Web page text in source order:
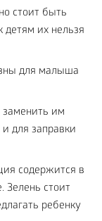
стоит быть
детям их нельзя
для малыша
заменить им
для заправки
содержится в
Зелень стоит
ребенку